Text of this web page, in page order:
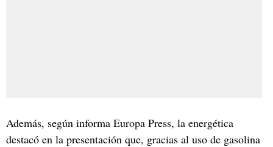
Además, según informa Europa Press, la energética
destacó en la presentación que, gracias al uso de gasolina